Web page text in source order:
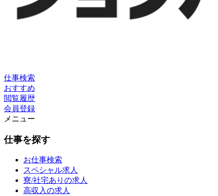
仕事検索
おすすめ
閲覧履歴
会員登録
メニュー
仕事を探す
お仕事検索
スペシャル求人
寮/社宅ありの求人
高収入の求人